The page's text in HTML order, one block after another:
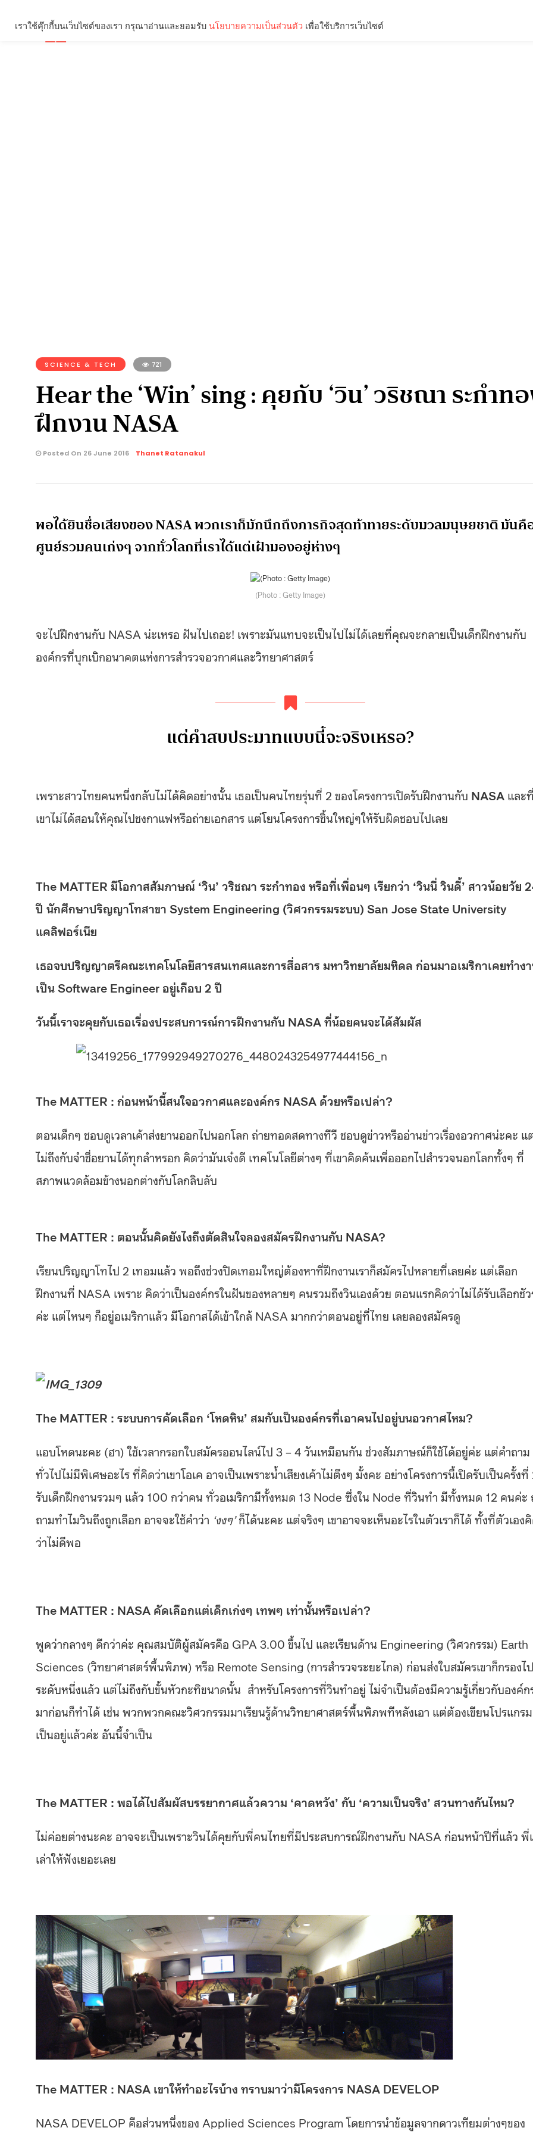
SCIENCE & TECH 721
Hear the ‘Win’ sing : คุยกับ ‘วิน’ วริชณา ระกำท
ฝึกงาน NASA
Posted On 26 June 2016 Thanet Ratanakul
พอได้ยินชื่อเสียงของ NASA พวกเราก็มักนึกถึงภารกิจสุดท้าทายระดับมวลมนุษยชาติ มันคื
ศูนย์รวมคนเก่งๆ จากทั่วโลกที่เราได้แต่เฝ้ามองอยู่ห่างๆ
(Photo : Getty Image)
จะไปฝึกงานกับ NASA น่ะเหรอ ฝันไปเถอะ! เพราะมันแทบจะเป็นไปไม่ได้เลยที่คุณจะกลายเป็นเด็กฝึกงานกับ
องค์กรที่บุกเบิกอนาคตแห่งการสำรวจอวกาศและวิทยาศาสตร์
แต่คำสบประมาทแบบนี้จะจริงเหรอ?
เพราะสาวไทยคนหนึ่งกลับไม่ได้คิดอย่างนั้น เธอเป็นคนไทยรุ่นที่ 2 ของโครงการเปิดรับฝึกงานกับ NASA และ
เขาไม่ได้สอนให้คุณไปชงกาแฟหรือถ่ายเอกสาร แต่โยนโครงการชิ้นใหญ่ๆให้รับผิดชอบไปเลย
The MATTER มีโอกาสสัมภาษณ์ ‘วิน’ วริชณา ระกำทอง หรือที่เพื่อนๆ เรียกว่า ‘วินนี่ วินดี้’ สาวน้อยวัย
ปี นักศึกษาปริญญาโทสาขา System Engineering (วิศวกรรมระบบ) San Jose State University
แคลิฟอร์เนีย
เธอจบปริญญาตรีคณะเทคโนโลยีสารสนเทศและการสื่อสาร มหาวิทยาลัยมหิดล ก่อนมาอเมริกาเคยทำง
เป็น Software Engineer อยู่เกือบ 2 ปี
วันนี้เราจะคุยกับเธอเรื่องประสบการณ์การฝึกงานกับ NASA ที่น้อยคนจะได้สัมผัส
The MATTER : ก่อนหน้านี้สนใจอวกาศและองค์กร NASA ด้วยหรือเปล่า?
ตอนเด็กๆ ชอบดูเวลาเค้าส่งยานออกไปนอกโลก ถ่ายทอดสดทางทีวี ชอบดูข่าวหรืออ่านข่าวเรื่องอวกาศน่ะคะ แ
ไม่ถึงกับจำชื่อยานได้ทุกลำหรอก คิดว่ามันเจ๋งดี เทคโนโลยีต่างๆ ที่เขาคิดค้นเพื่อออกไปสำรวจนอกโลกทั้งๆ ที่
สภาพแวดล้อมข้างนอกต่างกับโลกลิบลับ
The MATTER : ตอนนั้นคิดยังไงถึงตัดสินใจลองสมัครฝึกงานกับ NASA?
เรียนปริญญาโทไป 2 เทอมแล้ว พอถึงช่วงปิดเทอมใหญ่ต้องหาที่ฝึกงานเราก็สมัครไปหลายที่เลยค่ะ แต่เลือก
ฝึกงานที่ NASA เพราะ คิดว่าเป็นองค์กรในฝันของหลายๆ คนรวมถึงวินเองด้วย ตอนแรกคิดว่าไม่ได้รับเลือกชั
ค่ะ แต่ไหนๆ ก็อยู่อเมริกาแล้ว มีโอกาสได้เข้าใกล้ NASA มากกว่าตอนอยู่ที่ไทย เลยลองสมัครดู
The MATTER : ระบบการคัดเลือก ‘โหดหิน’ สมกับเป็นองค์กรที่เอาคนไปอยู่บนอวกาศไหม?
แอบโหดนะคะ (ฮา) ใช้เวลากรอกใบสมัครออนไลน์ไป 3 – 4 วันเหมือนกัน ช่วงสัมภาษณ์ก็ใช้ได้อยู่ค่ะ แต่คำถาม
ทั่วไปไม่มีพิเศษอะไร ที่คิดว่าเขาโอเค อาจเป็นเพราะน้ำเสียงเค้าไม่ตึงๆ มั้งคะ อย่างโครงการนี้เปิดรับเป็นครั้งที่
รับเด็กฝึกงานรวมๆ แล้ว 100 กว่าคน ทั่วอเมริกามีทั้งหมด 13 Node ซึ่งใน Node ที่วินทำ มีทั้งหมด 12 คนค่ะ
ถามทำไมวินถึงถูกเลือก อาจจะใช้คำว่า ‘งงๆ’ก็ได้นะคะ แต่จริงๆ เขาอาจจะเห็นอะไรในตัวเราก็ได้ ทั้งที่ตัวเอง
ว่าไม่ดีพอ
The MATTER : NASA คัดเลือกแต่เด็กเก่งๆ เทพๆ เท่านั้นหรือเปล่า?
พูดว่ากลางๆ ดีกว่าค่ะ คุณสมบัติผู้สมัครคือ GPA 3.00 ขึ้นไป และเรียนด้าน Engineering (วิศวกรรม) Earth
Sciences (วิทยาศาสตร์พื้นพิภพ) หรือ Remote Sensing (การสำรวจระยะไกล) ก่อนส่งใบสมัครเขาก็กรองไป
ระดับหนึ่งแล้ว แต่ไม่ถึงกับขั้นหัวกะทิขนาดนั้น สำหรับโครงการที่วินทำอยู่ ไม่จำเป็นต้องมีความรู้เกี่ยวกับองค์ก
มาก่อนก็ทำได้ เช่น พวกพวกคณะวิศวกรรมมาเรียนรู้ด้านวิทยาศาสตร์พื้นพิภพทีหลังเอา แต่ต้องเขียนโปรแกรม
เป็นอยู่แล้วค่ะ อันนี้จำเป็น
The MATTER : พอได้ไปสัมผัสบรรยากาศแล้วความ ‘คาดหวัง’ กับ ‘ความเป็นจริง’ สวนทางกันไหม?
ไม่ค่อยต่างนะคะ อาจจะเป็นเพราะวินได้คุยกับพี่คนไทยที่มีประสบการณ์ฝึกงานกับ NASA ก่อนหน้าปีที่แล้ว พี่
เล่าให้ฟังเยอะเลย
The MATTER : NASA เขาให้ทำอะไรบ้าง ทราบมาว่ามีโครงการ NASA DEVELOP
NASA DEVELOP คือส่วนหนึ่งของ Applied Sciences Program โดยการนำข้อมูลจากดาวเทียมต่างๆของ
เราใช้คุ๊กกี้บนเว็บไซต์ของเรา กรุณาอ่านและยอมรับ นโยบายความเป็นส่วนตัว เพื่อใช้บริการเว็บไซต์